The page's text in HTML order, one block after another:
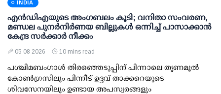
INDIA
എന്‍ഡിഎയുടെ അംഗബലം കൂടി; വനിതാ സംവരണ,
മണ്ഡല പുനര്‍നിര്‍ണയ ബില്ലുകള്‍ ഒന്നിച്ച് പാസാക്കാന്‍
കേന്ദ്ര സര്‍ക്കാര്‍ നീക്കം
05 08 2026 10 mins read
പശ്ചിമബംഗാള്‍ തിരഞ്ഞെടുപ്പിന് പിന്നാലെ തൃണമൂല്‍
കോണ്‍ഗ്രസിലും പിന്നീട് ഉദ്ദവ് താക്കറെയുടെ
ശിവസേനയിലും ഉണ്ടായ അപസ്വരങ്ങളും